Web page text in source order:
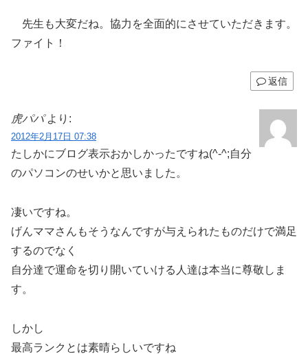
先生も大変だね。協力を全面的にさせていただきます。
ファイト！
返信
虎パパ より:
2012年2月17日 07:38
たしかにブログ表示おかしかったですね(^-^;自分
のパソコンのせいかと思いました。
凄いですね。
げんママさんもそうなんですが与えられたものだけで満足
するのでなく
自分達で運命を切り開いていける人達は本当に尊敬しま
す。
しかし
最高ランクとは素晴らしいですね